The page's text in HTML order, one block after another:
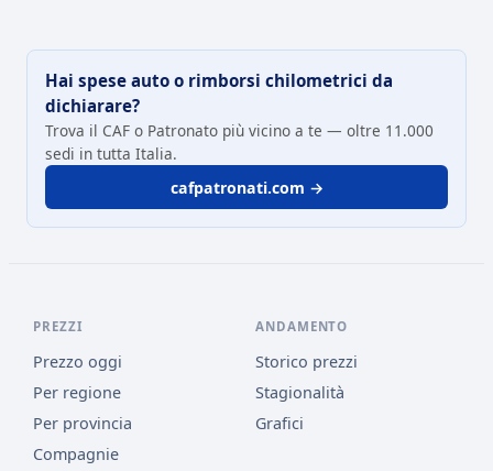
Hai spese auto o rimborsi chilometrici da
dichiarare?
Trova il CAF o Patronato più vicino a te — oltre 11.000
sedi in tutta Italia.
cafpatronati.com →
PREZZI
Prezzo oggi
Per regione
Per provincia
Compagnie
ANDAMENTO
Storico prezzi
Stagionalità
Grafici